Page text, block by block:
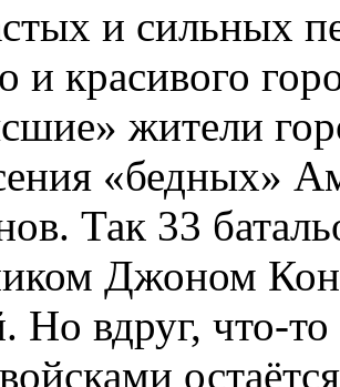
и сильных
и красивого
жители
«бедных»
Так 33
Джоном
Но вдруг, что-